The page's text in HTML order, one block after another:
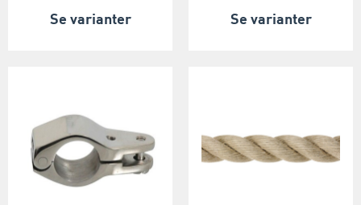
Se varianter Se varianter